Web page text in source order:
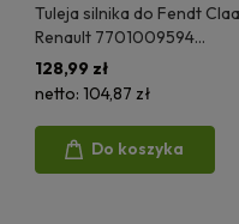
Tuleja silnika do Fendt
Renault 7701009594
F183200210140 06318EC
128,99 zł
netto: 104,87 zł
Do koszyka